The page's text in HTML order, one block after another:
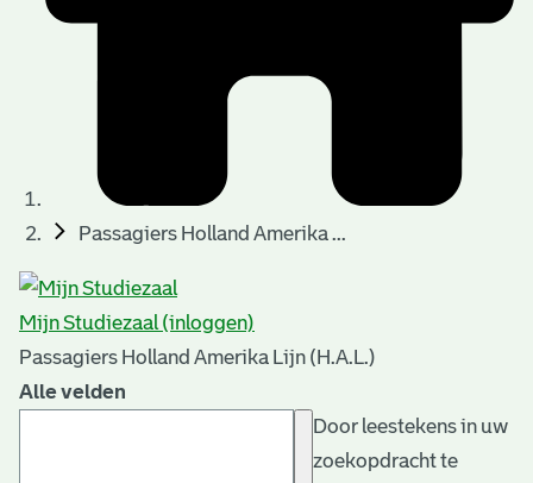
Passagiers Holland Amerika ...
Mijn Studiezaal (inloggen)
Passagiers Holland Amerika Lijn (H.A.L.)
Alle velden
Door leestekens in uw
zoekopdracht te